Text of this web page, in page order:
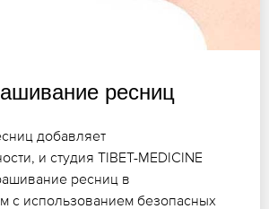
ресниц
добавляет
и студия TIBET-MEDICINE
ресниц в
с использованием безопасных